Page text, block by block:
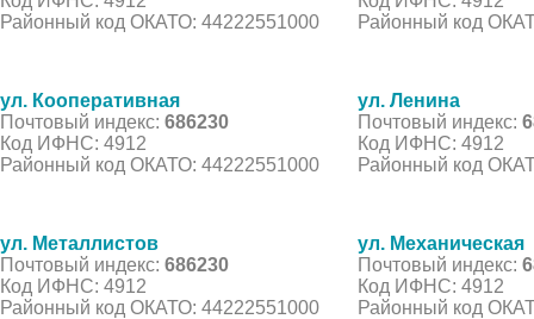
Районный код ОКАТО: 44222551000
Районный код
ул. Кооперативная
Почтовый индекс: 686230
Код ИФНС: 4912
Районный код ОКАТО: 44222551000
ул. Ленина
Почтовый индекс:
Код ИФНС: 4912
Районный код
ул. Металлистов
Почтовый индекс: 686230
Код ИФНС: 4912
Районный код ОКАТО: 44222551000
ул. Механическая
Почтовый индекс:
Код ИФНС: 4912
Районный код